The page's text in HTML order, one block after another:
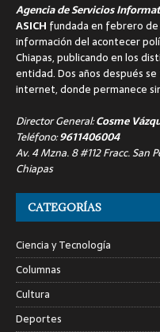
Agencia de Servicios
ASICH fundada en febrero
información del acontecer
Chiapas, publicando en los
entidad. Dos años después
internet, donde permanece
Director General:Cosme
Teléfono:9611406004
Av. 4 Mzna. 8 #112 Fracc. San
Chiapas
CATEGORÍAS
Ciencia y Tecnología
Columnas
Cultura
Deportes